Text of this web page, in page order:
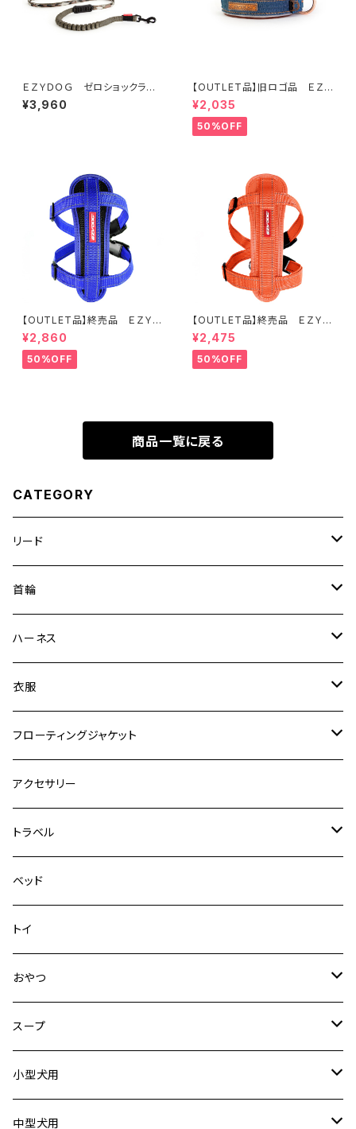
ＥＺＹＤＯＧ ゼロショックライト
１２０ｃｍ（全7色）
¥3,960
【OUTLET品】旧ロゴ品 ＥＺＹ
ＤＯＧ ネオカラーＭ デニム
¥2,035
50%OFF
【OUTLET品】終売品 ＥＺＹＤ
ＯＧ ハーネス XL ブルー
¥2,860
50%OFF
【OUTLET品】終売品 ＥＺＹＤ
ＯＧ ハーネス XXS (全2色)
¥2,475
50%OFF
商品一覧に戻る
CATEGORY
リード
エッセンシャル
ゼロショック
ロードランナー
ヴァリオ
デニム＆コーデュロイ
その他
首輪
エッセンシャル
ネオカラー
ダブルロックカラー
デニム＆コーデュロイ
その他
ハーネス
エッセンシャル
ハーネス
クイックハーネス
メッシュフィットハーネス
デニム＆コーデュロイ
その他
衣服
ラッシュガード
フローティングジャケット
DFDブースト
アクセサリー
トラベル
ドライブハーネス
カーシートアタッチメント
クリック
ドライブシートカバー
ドライブボックス
ベッド
トイ
おやつ
犬用
猫用
スープ
犬用
猫用
小型犬用
リード
中型犬用